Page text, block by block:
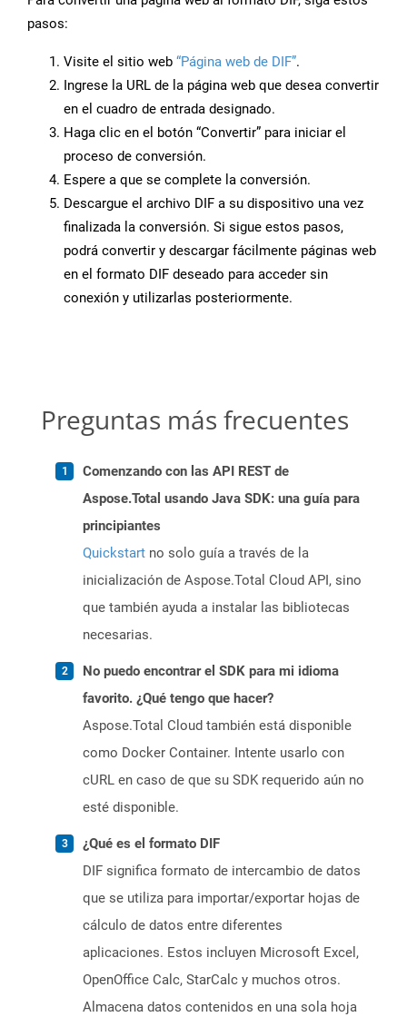
pasos:
Visite el sitio web “Página web de DIF”.
Ingrese la URL de la página web que desea convertir
en el cuadro de entrada designado.
Haga clic en el botón “Convertir” para iniciar el
proceso de conversión.
Espere a que se complete la conversión.
Descargue el archivo DIF a su dispositivo una vez
finalizada la conversión. Si sigue estos pasos,
podrá convertir y descargar fácilmente páginas web
en el formato DIF deseado para acceder sin
conexión y utilizarlas posteriormente.
Preguntas más frecuentes
Comenzando con las API REST de
Aspose.Total usando Java SDK: una guía para
principiantes
Quickstart no solo guía a través de la
inicialización de Aspose.Total Cloud API, sino
que también ayuda a instalar las bibliotecas
necesarias.
No puedo encontrar el SDK para mi idioma
favorito. ¿Qué tengo que hacer?
Aspose.Total Cloud también está disponible
como Docker Container. Intente usarlo con
cURL en caso de que su SDK requerido aún no
esté disponible.
¿Qué es el formato DIF
DIF significa formato de intercambio de datos
que se utiliza para importar/exportar hojas de
cálculo de datos entre diferentes
aplicaciones. Estos incluyen Microsoft Excel,
OpenOffice Calc, StarCalc y muchos otros.
Almacena datos contenidos en una sola hoja